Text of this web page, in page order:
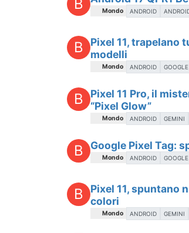
B Mondo ANDROID
B
Pixel 11, trapelano
modelli
Mondo ANDROID GOOGLE
B
Pixel 11 Pro, il
“Pixel Glow”
Mondo ANDROID GEMINI
B Google Pixel Tag:
Mondo ANDROID GOOGLE
B
Pixel 11, spuntano
colori
Mondo ANDROID GEMINI